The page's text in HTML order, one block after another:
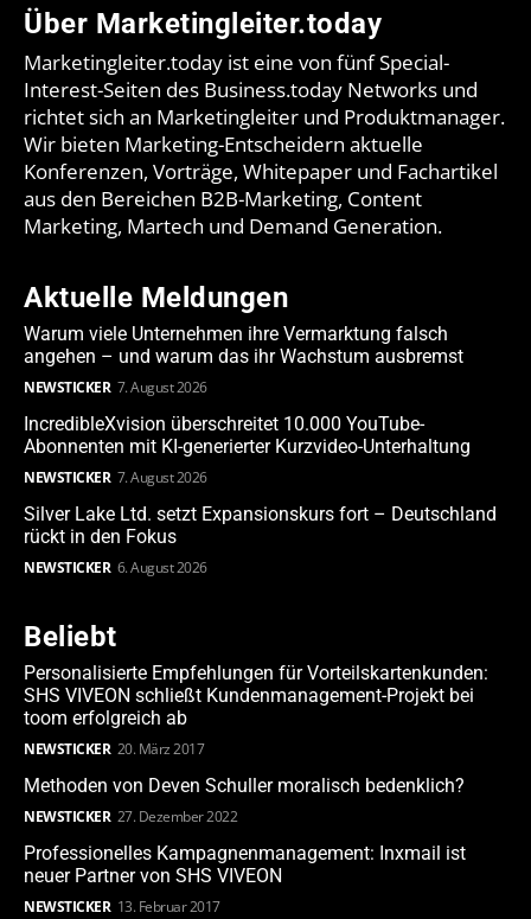
Über Marketingleiter.today
Marketingleiter.today ist eine von fünf Special-
Interest-Seiten des Business.today Networks und
richtet sich an Marketingleiter und Produktmanager.
Wir bieten Marketing-Entscheidern aktuelle
Konferenzen, Vorträge, Whitepaper und Fachartikel
aus den Bereichen B2B-Marketing, Content
Marketing, Martech und Demand Generation.
Aktuelle Meldungen
Warum viele Unternehmen ihre Vermarktung falsch
angehen – und warum das ihr Wachstum ausbremst
NEWSTICKER 7. August 2026
IncredibleXvision überschreitet 10.000 YouTube-
Abonnenten mit KI-generierter Kurzvideo-Unterhaltung
NEWSTICKER 7. August 2026
Silver Lake Ltd. setzt Expansionskurs fort – Deutschland
rückt in den Fokus
NEWSTICKER 6. August 2026
Beliebt
Personalisierte Empfehlungen für Vorteilskartenkunden:
SHS VIVEON schließt Kundenmanagement-Projekt bei
toom erfolgreich ab
NEWSTICKER 20. März 2017
Methoden von Deven Schuller moralisch bedenklich?
NEWSTICKER 27. Dezember 2022
Professionelles Kampagnenmanagement: Inxmail ist
neuer Partner von SHS VIVEON
NEWSTICKER 13. Februar 2017